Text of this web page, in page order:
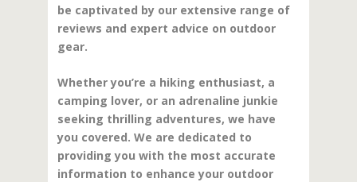
be captivated by our extensive range of
reviews and expert advice on outdoor
gear.
Whether you’re a hiking enthusiast, a
camping lover, or an adrenaline junkie
seeking thrilling adventures, we have
you covered. We are dedicated to
providing you with the most accurate
information to enhance your outdoor